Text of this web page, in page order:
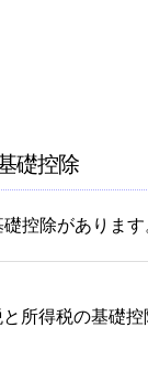
礎控除
控除があります
所得税の基礎